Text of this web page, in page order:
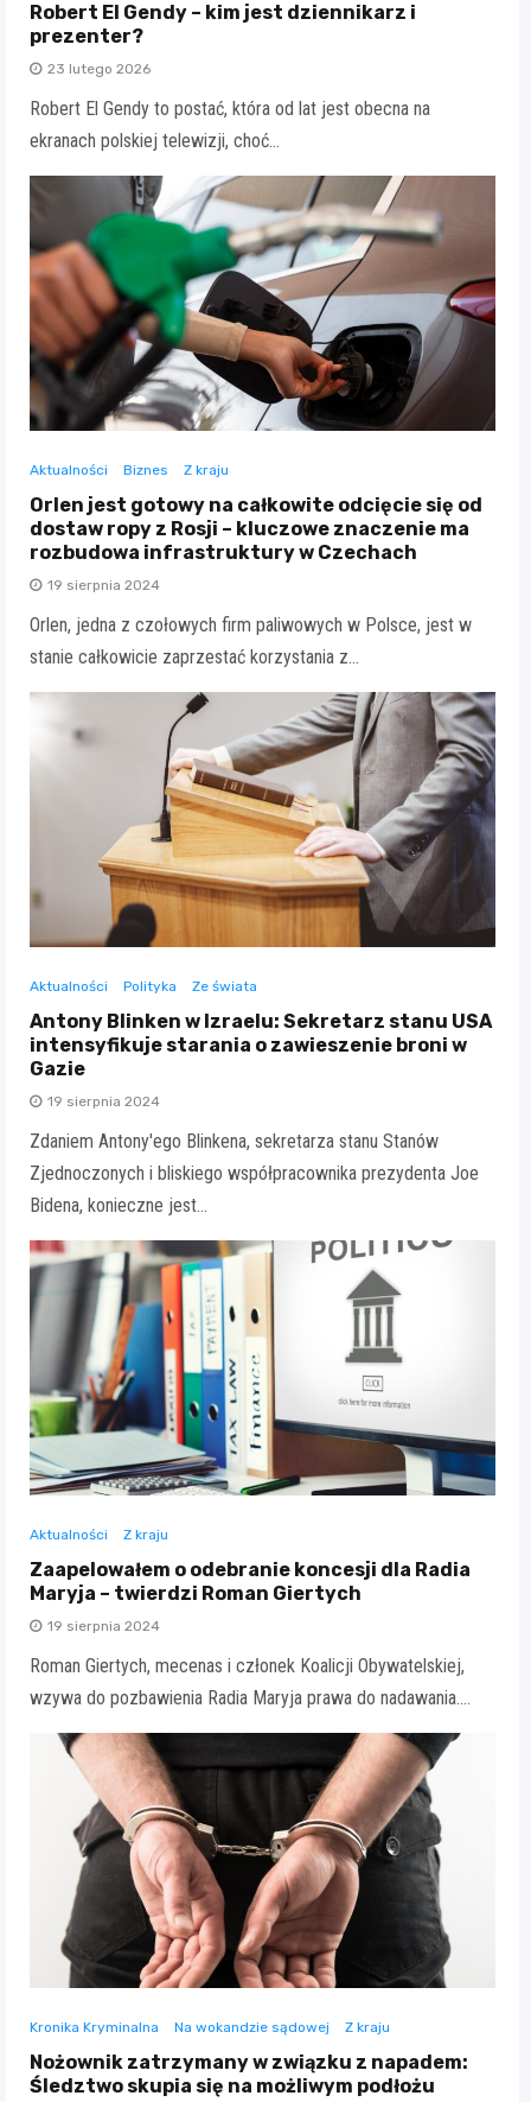
Robert El Gendy – kim jest dziennikarz i
prezenter?
23 lutego 2026
Robert El Gendy to postać, która od lat jest obecna na
ekranach polskiej telewizji, choć…
Aktualności Biznes Z kraju
Orlen jest gotowy na całkowite odcięcie się od
dostaw ropy z Rosji – kluczowe znaczenie ma
rozbudowa infrastruktury w Czechach
19 sierpnia 2024
Orlen, jedna z czołowych firm paliwowych w Polsce, jest w
stanie całkowicie zaprzestać korzystania z…
Aktualności Polityka Ze świata
Antony Blinken w Izraelu: Sekretarz stanu USA
intensyfikuje starania o zawieszenie broni w
Gazie
19 sierpnia 2024
Zdaniem Antony'ego Blinkena, sekretarza stanu Stanów
Zjednoczonych i bliskiego współpracownika prezydenta Joe
Bidena, konieczne jest…
Aktualności Z kraju
Zaapelowałem o odebranie koncesji dla Radia
Maryja – twierdzi Roman Giertych
19 sierpnia 2024
Roman Giertych, mecenas i członek Koalicji Obywatelskiej,
wzywa do pozbawienia Radia Maryja prawa do nadawania.…
Kronika Kryminalna Na wokandzie sądowej Z kraju
Nożownik zatrzymany w związku z napadem:
Śledztwo skupia się na możliwym podłożu